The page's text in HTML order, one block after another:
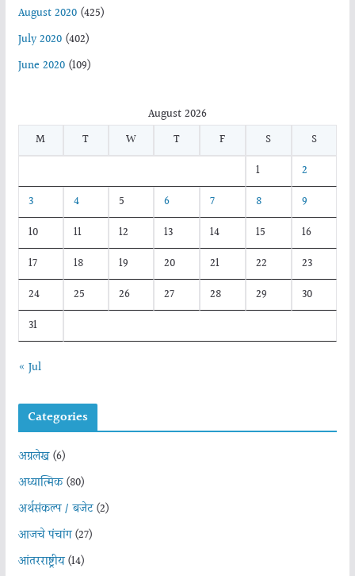
August 2020(425)
July 2020(402)
June 2020(109)
August 2026
M
T W T F S
S
1
2
3
4 5 6 7 8
9
10
11 12 13 14 15
16
17
18 19 20 21 22
23
24
25 26 27 28 29
30
31
« Jul
Categories
अग्रलेख(6)
अध्यात्मिक(80)
अर्थसंकल्प / बजेट(2)
आजचे पंचांग(27)
आंतरराष्ट्रीय(14)